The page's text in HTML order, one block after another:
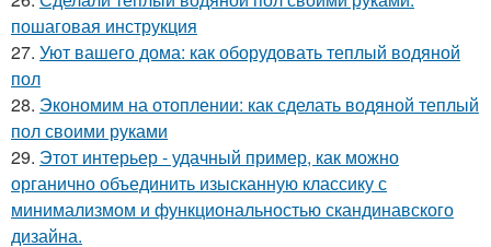
пошаговая инструкция
27. Уют вашего дома: как оборудовать теплый водяной
пол
28. Экономим на отоплении: как сделать водяной теплый
пол своими руками
29. Этот интерьер - удачный пример, как можно
органично объединить изысканную классику с
минимализмом и функциональностью скандинавского
дизайна.